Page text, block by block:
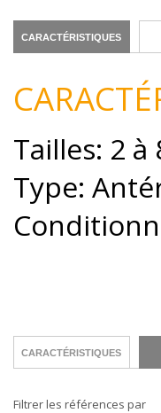
CARACTÉRISTIQUES
Tailles: 2 à
Type:
CARACTÉRISTIQUES
Filtrer les références par